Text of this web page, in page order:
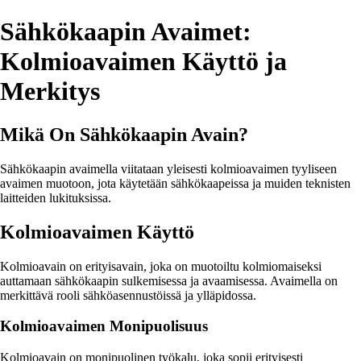
Sähkökaapin Avaimet:
Kolmioavaimen Käyttö ja
Merkitys
Mikä On Sähkökaapin Avain?
Sähkökaapin avaimella viitataan yleisesti kolmioavaimen tyyliseen
avaimen muotoon, jota käytetään sähkökaapeissa ja muiden teknisten
laitteiden lukituksissa.
Kolmioavaimen Käyttö
Kolmioavain on erityisavain, joka on muotoiltu kolmiomaiseksi
auttamaan sähkökaapin sulkemisessa ja avaamisessa. Avaimella on
merkittävä rooli sähköasennustöissä ja ylläpidossa.
Kolmioavaimen Monipuolisuus
Kolmioavain on monipuolinen työkalu, joka sopii erityisesti